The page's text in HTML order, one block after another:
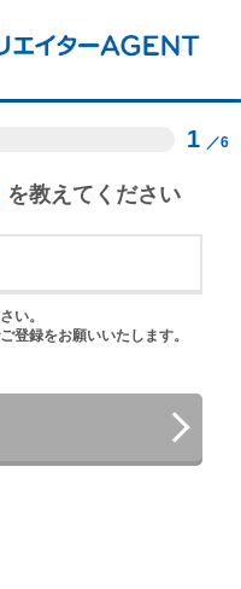
1 ／6
を教えてください
い。
登録をお願いいたします。